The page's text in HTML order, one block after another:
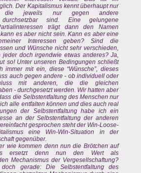
Der Kapitalismus kennt überhaupt nur
die jeweils nur gegen andere
durchsetzbar sind. Eine gelungene
trägt dann den Namen
kann es aber nicht sein. Kann es aber eine
Interessen geben? Sind die
und Wünsche nicht sehr verschieden,
doch irgendwie etwas anderes? Ja,
so! Unter unseren Bedingungen schließt
immer mit ein, diese “Wünsche”, dieses
auch gegen andere - ob individuell oder
mit anderen, die die gleichen
- durchgesetzt werden. Wir hatten aber
die Selbstentfaltung des Menschen nur
alle entfalten können und dies auch real
der Selbstentfaltung habe ich ein
an der Selbstentfaltung der anderen
gesprochen steht der Win-Loose-
eine Win-Win-Situation in der
gegenüber.
wie kommen denn nun die Brötchen auf
ersetzt denn nun den Wert als
Mechanismus der Vergesellschaftung?
gerade: Die Selbstentfaltung des